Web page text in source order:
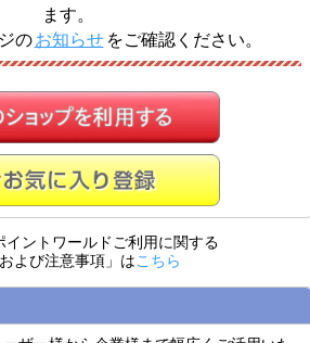
ます。
の お知らせ をご確認ください。
イントワールドご利用に関する
よび注意事項」はこちら